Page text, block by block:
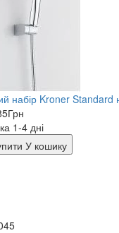
набір Kroner Standard
Грн
1-4 дні
У кошику